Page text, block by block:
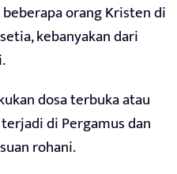
orang Kristen di
kebanyakan dari
dosa terbuka atau
di Pergamus dan
rohani.